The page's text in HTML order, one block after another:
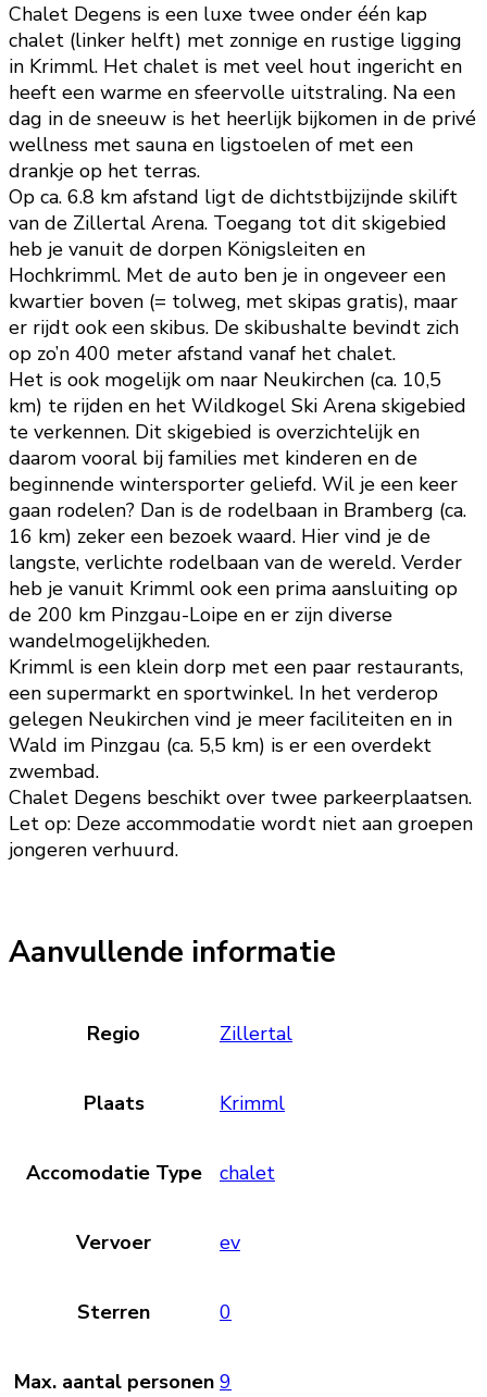
Chalet Degens is een luxe twee onder één kap
chalet (linker helft) met zonnige en rustige ligging
in Krimml. Het chalet is met veel hout ingericht en
heeft een warme en sfeervolle uitstraling. Na een
dag in de sneeuw is het heerlijk bijkomen in de privé
wellness met sauna en ligstoelen of met een
drankje op het terras.
Op ca. 6.8 km afstand ligt de dichtstbijzijnde skilift
van de Zillertal Arena. Toegang tot dit skigebied
heb je vanuit de dorpen Königsleiten en
Hochkrimml. Met de auto ben je in ongeveer een
kwartier boven (= tolweg, met skipas gratis), maar
er rijdt ook een skibus. De skibushalte bevindt zich
op zo’n 400 meter afstand vanaf het chalet.
Het is ook mogelijk om naar Neukirchen (ca. 10,5
km) te rijden en het Wildkogel Ski Arena skigebied
te verkennen. Dit skigebied is overzichtelijk en
daarom vooral bij families met kinderen en de
beginnende wintersporter geliefd. Wil je een keer
gaan rodelen? Dan is de rodelbaan in Bramberg (ca.
16 km) zeker een bezoek waard. Hier vind je de
langste, verlichte rodelbaan van de wereld. Verder
heb je vanuit Krimml ook een prima aansluiting op
de 200 km Pinzgau-Loipe en er zijn diverse
wandelmogelijkheden.
Krimml is een klein dorp met een paar restaurants,
een supermarkt en sportwinkel. In het verderop
gelegen Neukirchen vind je meer faciliteiten en in
Wald im Pinzgau (ca. 5,5 km) is er een overdekt
zwembad.
Chalet Degens beschikt over twee parkeerplaatsen.
Let op: Deze accommodatie wordt niet aan groepen
jongeren verhuurd.
Aanvullende informatie
Regio Zillertal
Plaats Krimml
Accomodatie Type chalet
Vervoer ev
Sterren 0
Max. aantal personen 9